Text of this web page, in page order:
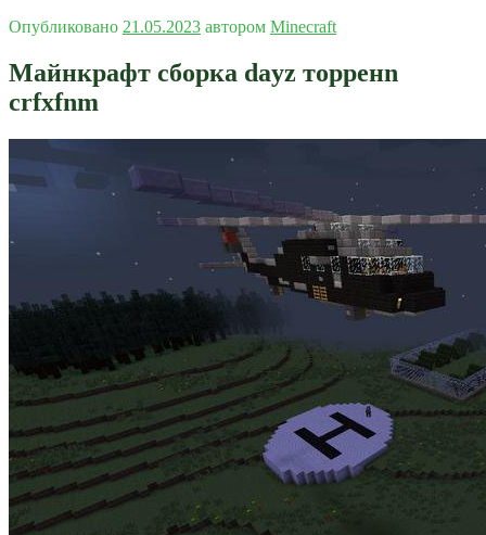
Опубликовано 21.05.2023 автором Minecraft
Майнкрафт сборка dayz торренn
crfxfnm